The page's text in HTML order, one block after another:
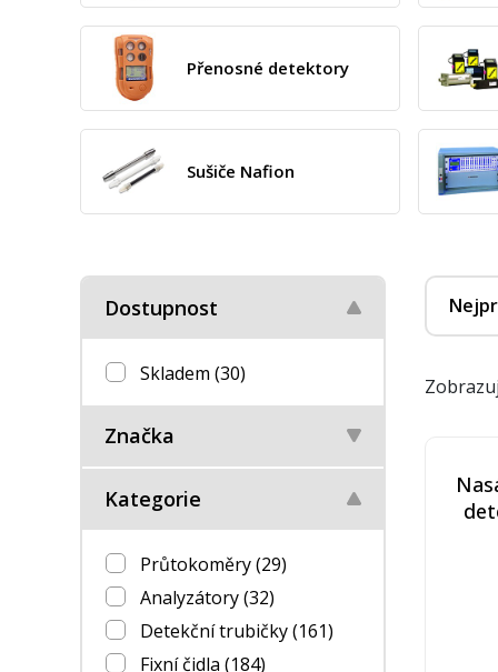
Přenosné detektory
Sušiče Nafion
Dostupnost
Skladem (30)
Značka
Kategorie
Průtokoměry(29)
Analyzátory(32)
Detekční trubičky(161)
Fixní čidla (184)